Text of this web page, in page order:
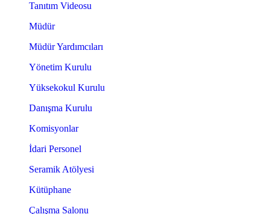
Tanıtım Videosu
Müdür
Müdür Yardımcıları
Yönetim Kurulu
Yüksekokul Kurulu
Danışma Kurulu
Komisyonlar
İdari Personel
Seramik Atölyesi
Kütüphane
Çalışma Salonu